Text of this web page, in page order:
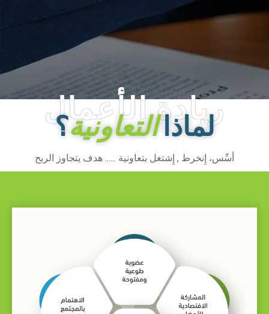
ريادة الأعمال
لماذاالتعاونية؟
أسِّس، إِنخرط , إِشتغل بتعاونية ...... هدف يتجاوز الربح